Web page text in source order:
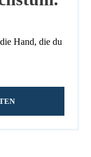
Hand, die du